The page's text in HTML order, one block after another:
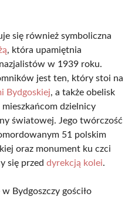
się również symboliczna
, która upamiętnia
w 1939 roku.
jest ten, który stoi na
Bydgoskiej, a także obelisk
dzielnicy
światowej. Jego twórczość
51 polskim
oraz monument ku czci
się przed dyrekcją kolei.
Bydgoszczy gościło